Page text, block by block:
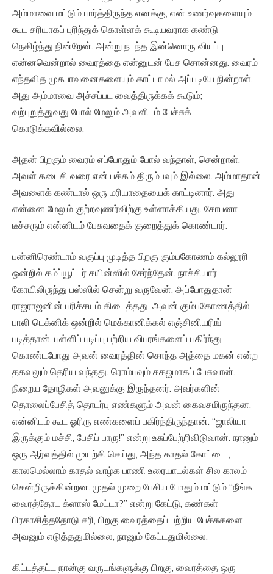
அம்மாவை மட்டும் பார்த்திருந்த எனக்கு, என் உணர்வுகளையும்
கூட சரியாகப் புரிந்துக் கொள்ளக் கூடியவராக கண்டு
நெகிழ்ந்து நின்றேன். அன்று நடந்த இன்னொரு வியப்பு
என்னவென்றால் வைரத்தை என்னுடன் பேச சொன்னது. வைரம்
எந்தவித முகபாவனைகளையும் காட்டாமல் அப்படியே நின்றாள்.
அது அம்மாவை அச்சப்பட வைத்திருக்கக் கூடும்;
வற்புறுத்துவது போல் மேலும் அவளிடம் பேச்சுக்
கொடுக்கவில்லை.
அதன் பிறகும் வைரம் எப்போதும் போல் வந்தாள், சென்றாள்.
அவள் கடைசி வரை என் பக்கம் திரும்பவும் இல்லை. அம்மாதான்
அவளைக் கண்டால் ஒரு மரியாதையைக் காட்டினார். அது
என்னை மேலும் குற்றவுணர்விற்கு உள்ளாக்கியது. சோபனா
டீச்சரும் என்னிடம் பேசுவதைக் குறைத்துக் கொண்டார்.
பன்னிரெண்டாம் வகுப்பு முடித்த பிறகு கும்பகோணம் கல்லூரி
ஒன்றில் கம்ப்யூட்டர் சயின்ஸில் சேர்ந்தேன். நாச்சியார்
கோயிலிருந்து பஸ்ஸில் சென்று வருவேன். அப்போதுதான்
ராஜராஜனின் பரிச்சயம் கிடைத்தது. அவன் கும்பகோணத்தில்
பாலி டெக்னிக் ஒன்றில் மெக்கானிக்கல் எஞ்சினியரிங்
படித்தான். பள்ளிப் படிப்பு பற்றிய விபரங்களைப் பகிர்ந்து
கொண்டபோது அவன் வைரத்தின் சொந்த அத்தை மகன் என்ற
தகவலும் தெரிய வந்தது. ரொம்பவும் சகஜமாகப் பேசுவான்.
நிறைய தோழிகள் அவனுக்கு இருந்தனர். அவர்களின்
தொலைப்பேசித் தொடர்பு எண்களும் அவன் கைவசமிருந்தன.
என்னிடம் கூட ஓரிரு எண்களைப் பகிர்ந்திருந்தான். “ஜாலியா
இருக்கும் மச்சி, பேசிப் பாரு!” என்று உசுப்பேற்றிவிடுவான். நானும்
ஒரு ஆர்வத்தில் முயற்சி செய்து, அந்த காதல் கோட்டை ,
காலமெல்லாம் காதல் வாழ்க பாணி உரையாடல்கள் சில காலம்
சென்றிருக்கின்றன. முதல் முறை பேசிய போதும் மட்டும் “நீங்க
வைரத்தோட க்ளாஸ் மேட்டா?” என்று கேட்டு, கண்கள்
பிரகாசித்ததோடு சரி, பிறகு வைரத்தைப் பற்றிய பேச்சுகளை
அவனும் எடுத்ததுமில்லை, நானும் கேட்டதுமில்லை.
கிட்டத்தட்ட நான்கு வருடங்களுக்கு பிறகு, வைரத்தை ஒரு